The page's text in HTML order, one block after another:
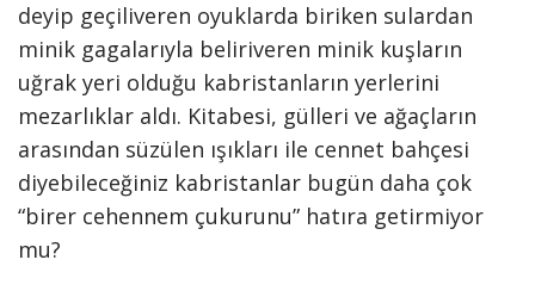
deyip geçiliveren oyuklarda biriken sulardan
minik gagalarıyla beliriveren minik kuşların
uğrak yeri olduğu kabristanların yerlerini
mezarlıklar aldı. Kitabesi, gülleri ve ağaçların
arasından süzülen ışıkları ile cennet bahçesi
diyebileceğiniz kabristanlar bugün daha çok
“birer cehennem çukurunu” hatıra getirmiyor
mu?